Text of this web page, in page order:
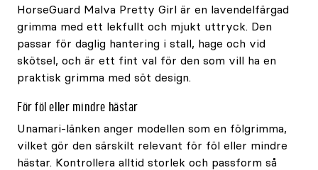
HorseGuard Malva Pretty Girl är en lavendelfärgad
grimma med ett lekfullt och mjukt uttryck. Den
passar för daglig hantering i stall, hage och vid
skötsel, och är ett fint val för den som vill ha en
praktisk grimma med söt design.
För föl eller mindre hästar
Unamari-länken anger modellen som en fölgrimma,
vilket gör den särskilt relevant för föl eller mindre
hästar. Kontrollera alltid storlek och passform så